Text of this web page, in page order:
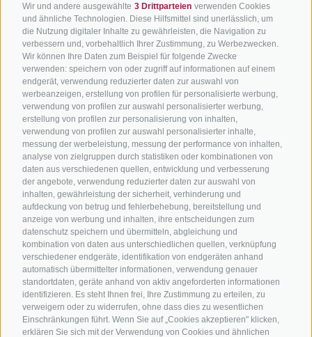
Wir und andere ausgewählte 3 Drittparteien verwenden Cookies
und ähnliche Technologien. Diese Hilfsmittel sind unerlässlich, um
die Nutzung digitaler Inhalte zu gewährleisten, die Navigation zu
verbessern und, vorbehaltlich Ihrer Zustimmung, zu Werbezwecken.
Wir können Ihre Daten zum Beispiel für folgende Zwecke
verwenden: speichern von oder zugriff auf informationen auf einem
endgerät, verwendung reduzierter daten zur auswahl von
werbeanzeigen, erstellung von profilen für personalisierte werbung,
verwendung von profilen zur auswahl personalisierter werbung,
erstellung von profilen zur personalisierung von inhalten,
verwendung von profilen zur auswahl personalisierter inhalte,
messung der werbeleistung, messung der performance von inhalten,
analyse von zielgruppen durch statistiken oder kombinationen von
daten aus verschiedenen quellen, entwicklung und verbesserung
der angebote, verwendung reduzierter daten zur auswahl von
inhalten, gewährleistung der sicherheit, verhinderung und
aufdeckung von betrug und fehlerbehebung, bereitstellung und
anzeige von werbung und inhalten, ihre entscheidungen zum
datenschutz speichern und übermitteln, abgleichung und
kombination von daten aus unterschiedlichen quellen, verknüpfung
verschiedener endgeräte, identifikation von endgeräten anhand
automatisch übermittelter informationen, verwendung genauer
standortdaten, geräte anhand von aktiv angeforderten informationen
identifizieren. Es steht Ihnen frei, Ihre Zustimmung zu erteilen, zu
verweigern oder zu widerrufen, ohne dass dies zu wesentlichen
Einschränkungen führt. Wenn Sie auf „Cookies akzeptieren" klicken,
erklären Sie sich mit der Verwendung von Cookies und ähnlichen
SÜDTIROL
Hotels & Pakete
Urlaubspakete
Unsere Gutscheine
Hot Deals
Bike & Work
SÜDTIROL
Mountainbiken in
Südtirol
Rennradfahren in
Südtirol
Radwege in Südtirol
Bikeshops & Verleihe
Bike-Schulen
Tourenzentrale
Kontakt
Anreise
Zum
info@bikehotels.it
MELDE DICH ZU UNSEREM NEWSLETTER AN!